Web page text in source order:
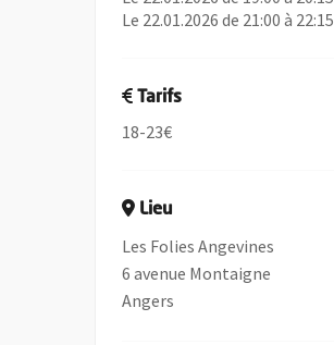
Le 22.01.2026 de 21:00 à 22:15
Tarifs
18-23€
Lieu
Les Folies Angevines
6 avenue Montaigne
Angers